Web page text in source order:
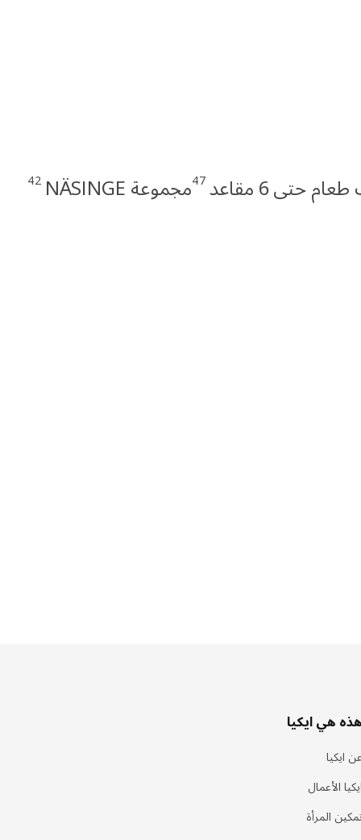
حتى 6 مقاعد 47مجموعة NÄSINGE 42
هذه هي ايكيا
ايكيا
ايكيا الأعمال
المرأة